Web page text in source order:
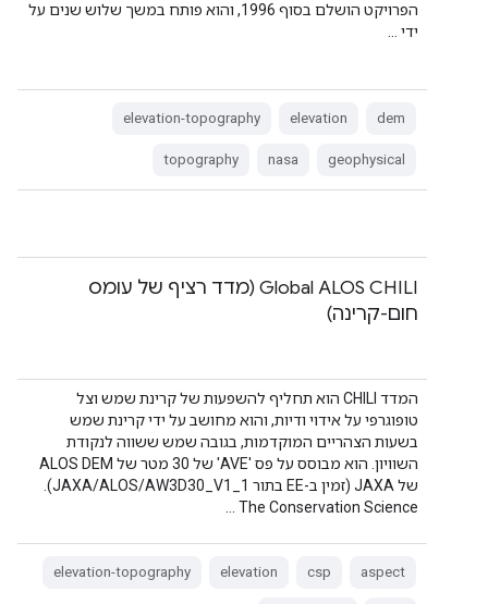
הפרויקט הושלם בסוף 1996, והוא פותח במשך שלוש שנים על
ידי …
dem
elevation
elevation-topography
geophysical
nasa
topography
‫Global ALOS CHILI (מדד רציף של עומס
חום-קרינה)
המדד CHILI הוא תחליף להשפעות של קרינת שמש וצל
טופוגרפי על אידוי ודיות, והוא מחושב על ידי קרינת שמש
בשעות הצהריים המוקדמות, בגובה שמש ששווה לנקודת
השוויון. הוא מבוסס על פס 'AVE' של 30 מטר של ALOS DEM
של JAXA (זמין ב-EE בתור JAXA/ALOS/AW3D30_V1_1).
The Conservation Science …
aspect
csp
elevation
elevation-topography